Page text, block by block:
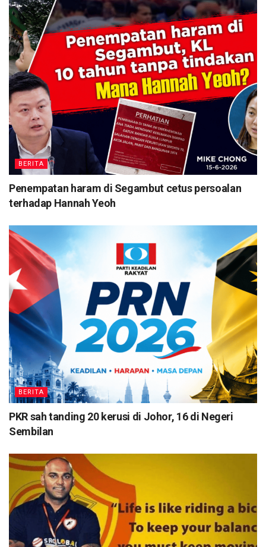
BERITA
Penempatan haram di Segambut cetus persoalan
terhadap Hannah Yeoh
BERITA
PKR sah tanding 20 kerusi di Johor, 16 di Negeri
Sembilan